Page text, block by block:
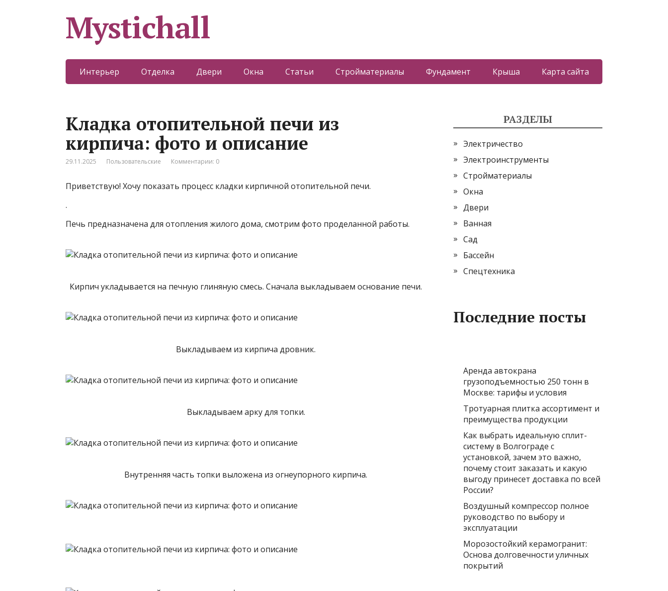
Mystichall
Интерьер Отделка Двери Окна Статьи Стройматериалы Фундамент Крыша Карта сайта
Кладка отопительной печи из
кирпича: фото и описание
29.11.2025 Пользовательские Комментарии: 0
Приветствую! Хочу показать процесс кладки кирпичной отопительной печи.
.
Печь предназначена для отопления жилого дома, смотрим фото проделанной работы.
Кирпич укладывается на печную глиняную смесь. Сначала выкладываем основание печи.
Выкладываем из кирпича дровник.
Выкладываем арку для топки.
Внутренняя часть топки выложена из огнеупорного кирпича.
РАЗДЕЛЫ
Электричество
Электроинструменты
Стройматериалы
Окна
Двери
Ванная
Сад
Бассейн
Спецтехника
Последние посты
Аренда автокрана
грузоподъемностью 250 тонн в
Москве: тарифы и условия
Тротуарная плитка ассортимент и
преимущества продукции
Как выбрать идеальную сплит-
систему в Волгограде с
установкой, зачем это важно,
почему стоит заказать и какую
выгоду принесет доставка по всей
России?
Воздушный компрессор полное
руководство по выбору и
эксплуатации
Морозостойкий керамогранит:
Основа долговечности уличных
покрытий